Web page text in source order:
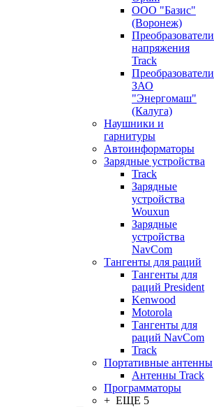
ООО "Базис"
(Воронеж)
Преобразователи
напряжения
Track
Преобразователи
ЗАО
"Энергомаш"
(Калуга)
Наушники и
гарнитуры
Автоинформаторы
Зарядные устройства
Track
Зарядные
устройства
Wouxun
Зарядные
устройства
NavCom
Тангенты для раций
Тангенты для
раций President
Kenwood
Motorola
Тангенты для
раций NavCom
Track
Портативные антенны
Антенны Track
Программаторы
+ ЕЩЕ 5